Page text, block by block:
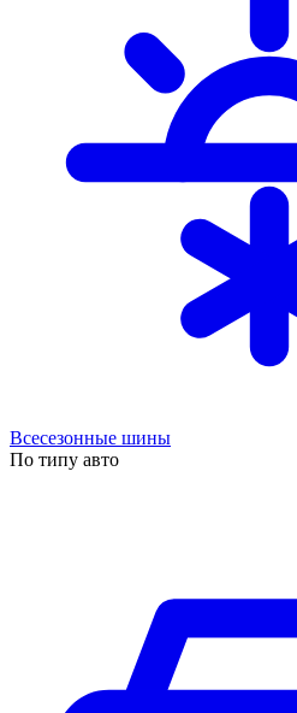
Всесезонные шины
По типу авто